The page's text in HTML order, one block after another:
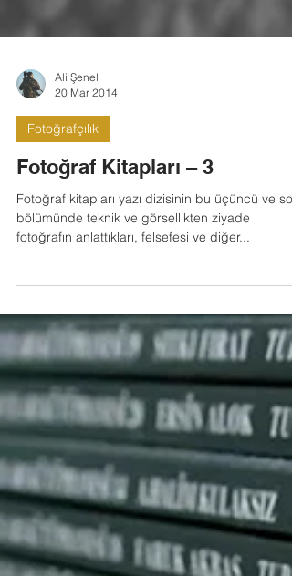
20 Mar 2014
Fotoğrafçılık
Fotoğraf Kitapları – 3
Fotoğraf kitapları yazı dizisinin bu üçüncü ve son